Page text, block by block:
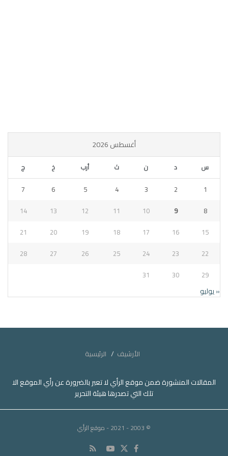
أغسطس 2026
س د ن ث أرب خ ج
1
2
3
4
5
6
7
8
9
10
11
12
13
14
15
16
17
18
19
20
21
22
23
24
25
26
27
28
29
30
31
« يوليو
الأرشيف الرئيسية
المقالات المنشورة ضمن موقع الرأي لا تعبر بالضرورة عن رأي الموقع الا
تلك التي تصدرها هيئة التحرير
© 2003 - 2021 - موقع الرأي